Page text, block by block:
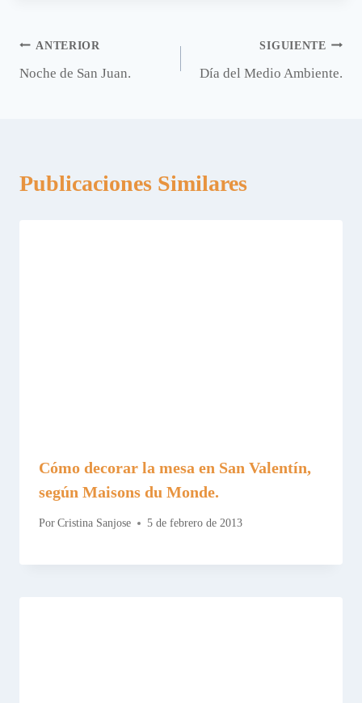
Navegación
de
ANTERIOR
Noche de San Juan.
SIGUIENTE
Día del Medio Ambiente.
Publicaciones Similares
Cómo decorar la mesa en San Valentín,
según Maisons du Monde.
Por Cristina Sanjose 5 de febrero de 2013